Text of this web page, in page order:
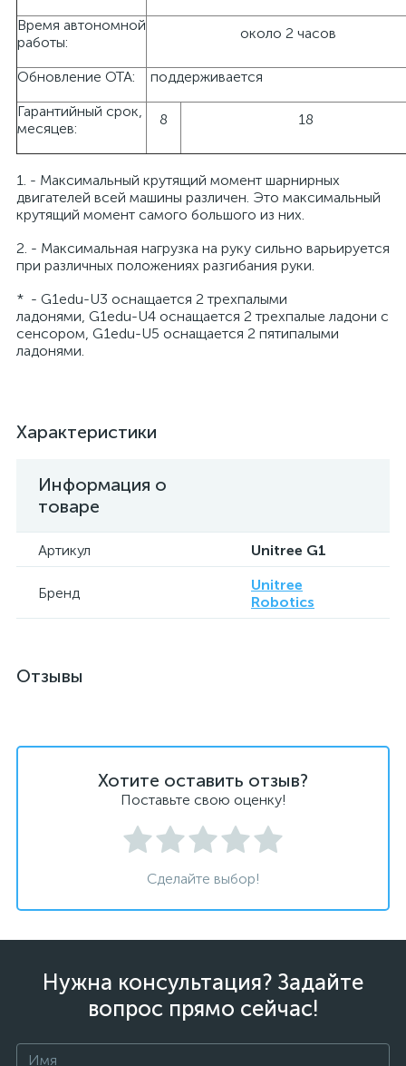
Время автономной
работы:
около 2 часов
Обновление OTA:
поддерживается
Гарантийный срок,
месяцев:
8 18
1. - Максимальный крутящий момент шарнирных
двигателей всей машины различен. Это максимальный
крутящий момент самого большого из них.
2. - Максимальная нагрузка на руку сильно варьируется
при различных положениях разгибания руки.
* - G1edu-U3 оснащается 2 трехпалыми
ладонями, G1edu-U4 оснащается 2 трехпалые ладони с
сенсором, G1edu-U5 оснащается 2 пятипалыми
ладонями.
Характеристики
Информация о
товаре
Артикул Unitree G1
Бренд
Unitree
Robotics
Отзывы
Хотите оставить отзыв?
Поставьте свою оценку!
Сделайте выбор!
Нужна консультация? Задайте
вопрос прямо сейчас!